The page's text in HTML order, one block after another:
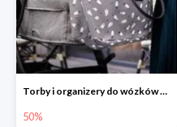
Torby i organizery do wózków w Smyku do -50%
50%